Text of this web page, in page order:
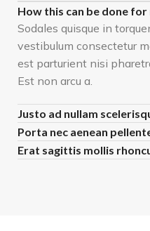
How this can be done for
Sodales quisque in
vestibulum consectetur
est parturient nisi
Est non arcu a.
Justo ad nullam
Porta nec aenean
Erat sagittis mollis